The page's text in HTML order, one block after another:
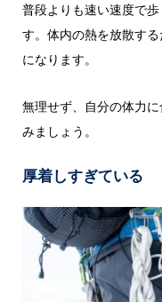
普段よりも速い速度で
す。体内の熱を放散す
になります。
無理せず、自分の体力
みましょう。
厚着しすぎている